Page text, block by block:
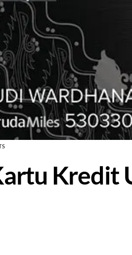
Kredit